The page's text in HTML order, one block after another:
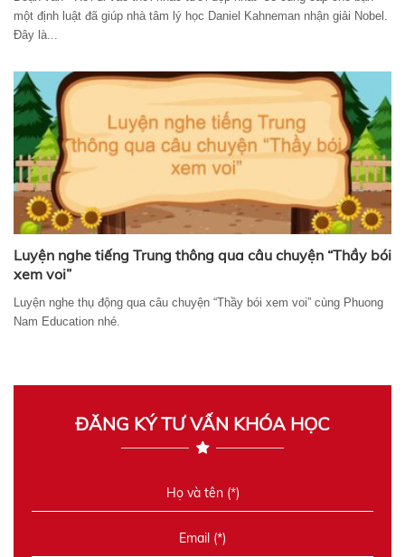
một định luật đã giúp nhà tâm lý học Daniel Kahneman nhận giải Nobel.
Đây là...
Luyện nghe tiếng Trung thông qua câu chuyện “Thầy bói
xem voi”
Luyện nghe thụ động qua câu chuyện “Thầy bói xem voi” cùng Phuong
Nam Education nhé.
ĐĂNG KÝ TƯ VẤN KHÓA HỌC